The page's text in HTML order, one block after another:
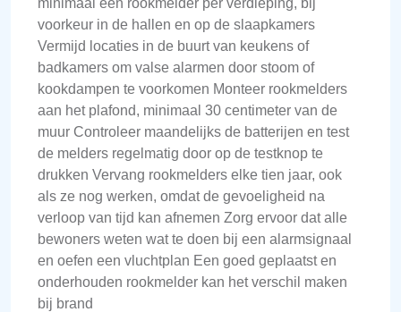
voorkeur in de hallen en op de slaapkamers
Vermijd locaties in de buurt van keukens of
badkamers om valse alarmen door stoom of
kookdampen te voorkomen Monteer rookmelders
aan het plafond, minimaal 30 centimeter van de
muur Controleer maandelijks de batterijen en test
de melders regelmatig door op de testknop te
drukken Vervang rookmelders elke tien jaar, ook
als ze nog werken, omdat de gevoeligheid na
verloop van tijd kan afnemen Zorg ervoor dat alle
bewoners weten wat te doen bij een alarmsignaal
en oefen een vluchtplan Een goed geplaatst en
onderhouden rookmelder kan het verschil maken
bij brand